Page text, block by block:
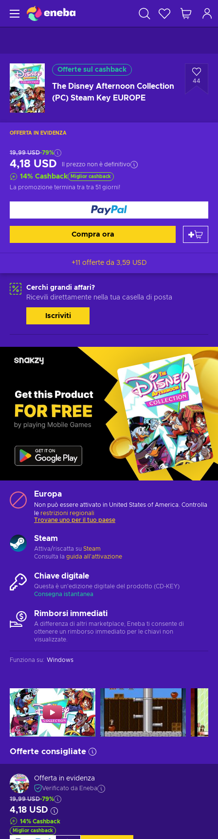
Offerte sul cashback
The Disney Afternoon Collection
(PC) Steam Key EUROPE
44
OFFERTA IN EVIDENZA
19,99 USD-79%
4,18 USD Il prezzo non è definitivo
14% Cashback Miglior cashback
La promozione termina tra tra 51 giorni!
Compra ora
+11 offerte da 3,59 USD
Cerchi grandi affari?
Ricevili direttamente nella tua casella di posta
Iscriviti
Europa
Non può essere attivato in United States of America. Controlla
le restrizioni regionali
Trovane uno per il tuo paese
Steam
Attiva/riscatta su Steam
Consulta la guida all'attivazione
Chiave digitale
Questa è un'edizione digitale del prodotto (CD-KEY)
Consegna istantanea
Rimborsi immediati
A differenza di altri marketplace, Eneba ti consente di
ottenere un rimborso immediato per le chiavi non
visualizzate.
Funziona su: Windows
Offerte consigliate
Offerta in evidenza
Verificato da Eneba
19,99 USD-79%
4,18 USD
14% Cashback
Miglior cashback